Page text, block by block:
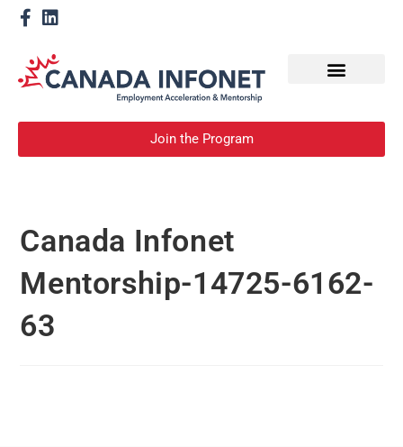
Join the Program
Canada Infonet
Mentorship-14725-6162-
63